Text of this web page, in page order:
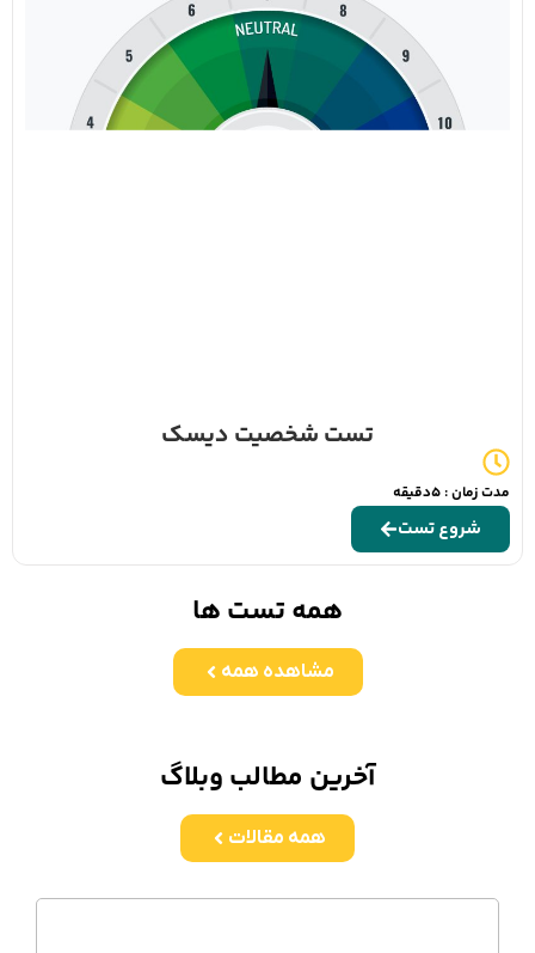
تست شخصیت دیسک
مدت زمان : 5دقیقه
شروع تست
همه تست ها
مشاهده همه
آخرین مطالب وبلاگ
همه مقالات